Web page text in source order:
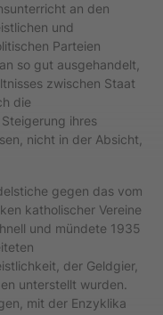
an den
und
Parteien
so gut ausgehandelt,
zwischen Staat
die
ihres
nicht in der Absicht,
gegen das vom
katholischer Vereine
und mündete 1935
der Geldgier,
unterstellt wurden.
mit der Enzyklika